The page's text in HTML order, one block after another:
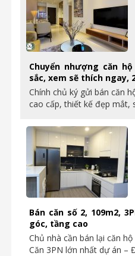
Chuyển nhượng căn
sắc, xem sẽ thích ngay,
Chính chủ ký gửi bán căn
cao cấp, thiết kế đẹp mắt,
Bán căn số 2, 109m2,
góc, tầng cao
Chủ nhà cần bán lại căn
Căn 3PN lớn nhất dự án –